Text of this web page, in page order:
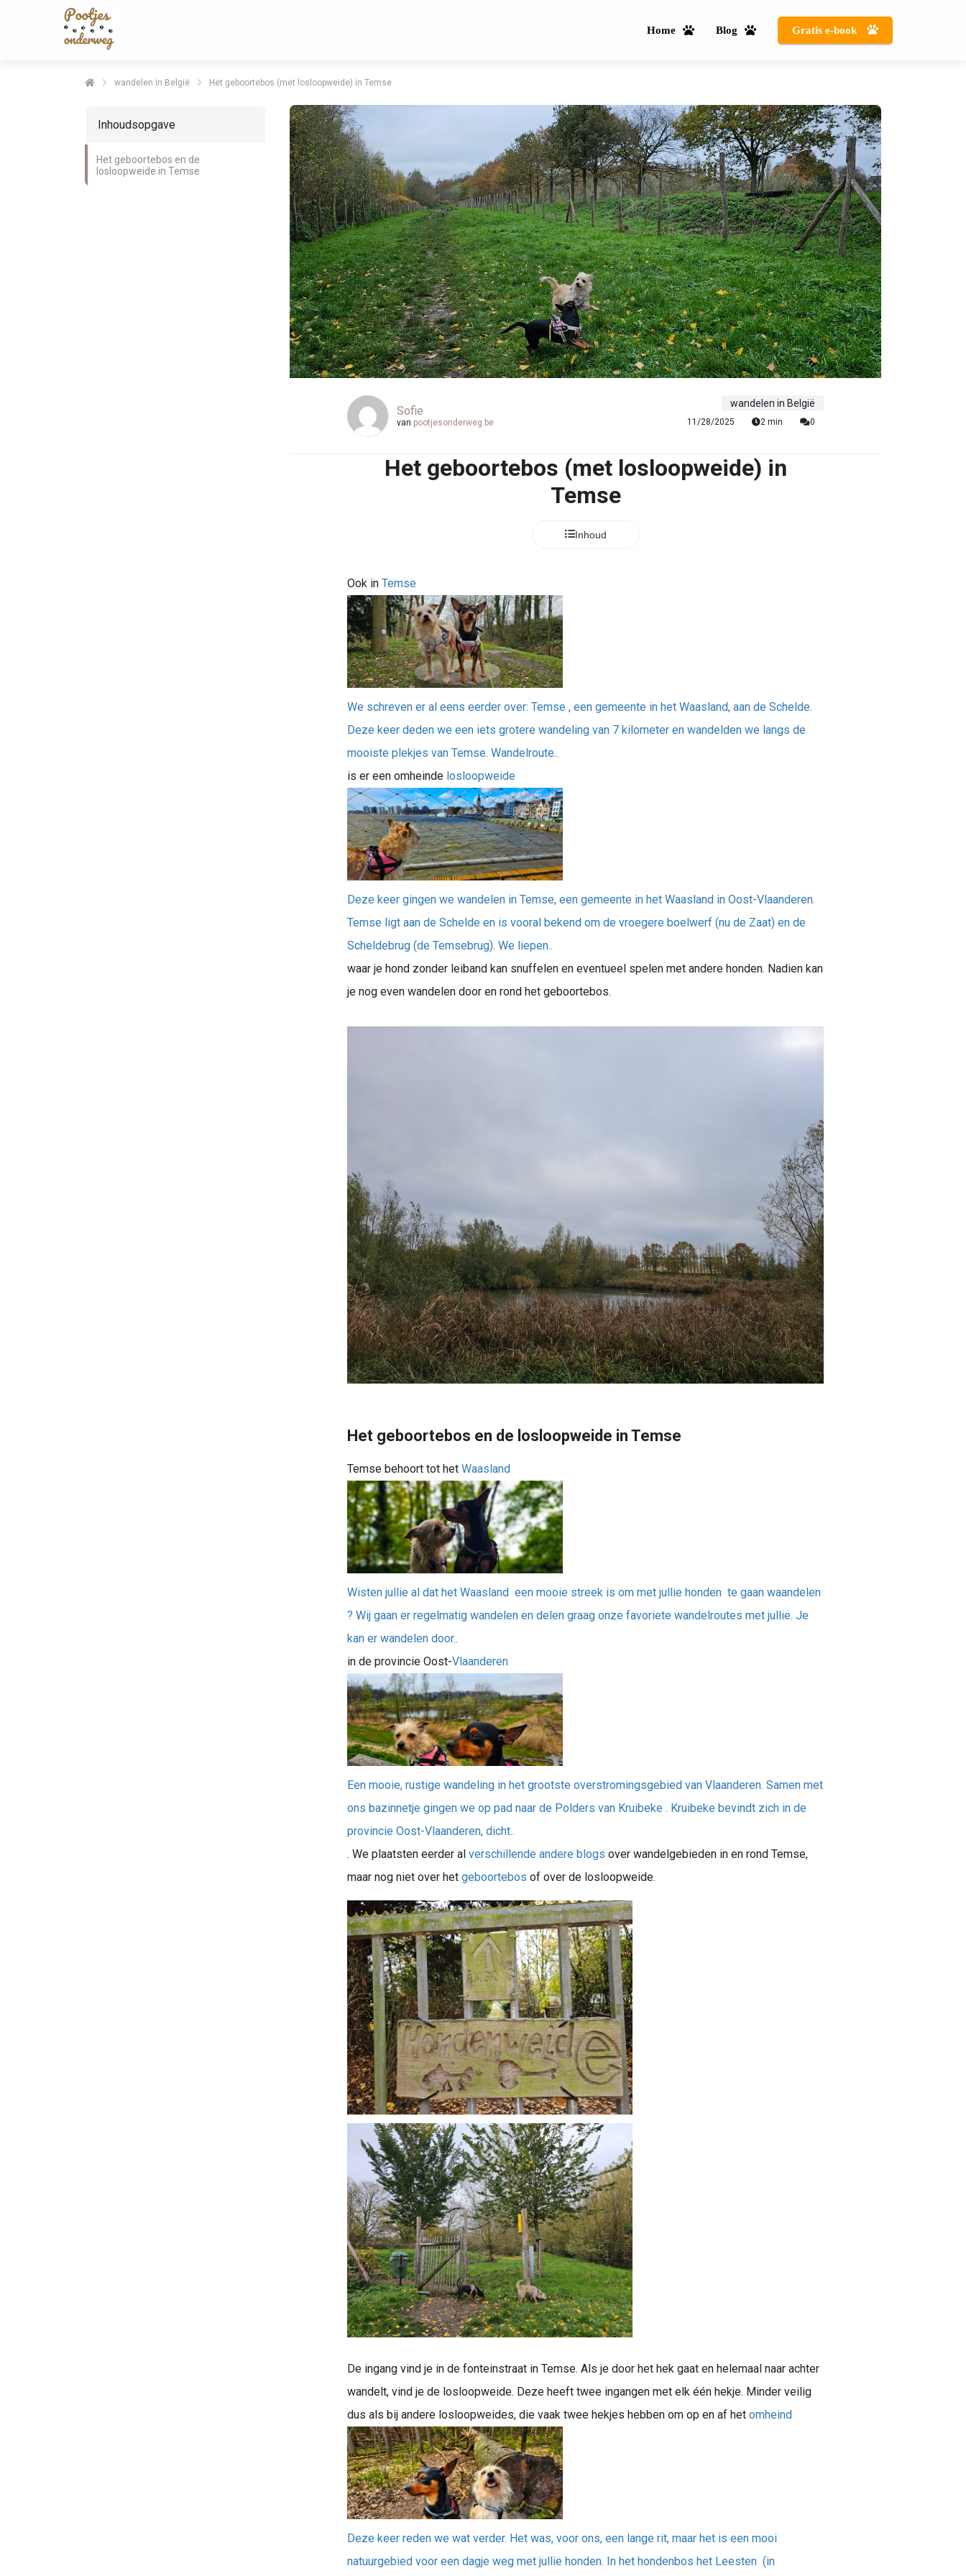
Home Blog Gratis e-book
wandelen in België Het geboortebos (met losloopweide) in Temse
Inhoudsopgave
Het geboortebos en de
losloopweide in Temse
Sofie
van pootjesonderweg.be
wandelen in België
11/28/2025 2 min 0
Het geboortebos (met losloopweide) in
Temse
Inhoud
Ook in Temse
We schreven er al eens eerder over: Temse , een gemeente in het Waasland, aan de Schelde.
Deze keer deden we een iets grotere wandeling van 7 kilometer en wandelden we langs de
mooiste plekjes van Temse. Wandelroute..
is er een omheinde losloopweide
Deze keer gingen we wandelen in Temse, een gemeente in het Waasland in Oost-Vlaanderen.
Temse ligt aan de Schelde en is vooral bekend om de vroegere boelwerf (nu de Zaat) en de
Scheldebrug (de Temsebrug). We liepen..
waar je hond zonder leiband kan snuffelen en eventueel spelen met andere honden. Nadien kan
je nog even wandelen door en rond het geboortebos.
Het geboortebos en de losloopweide in Temse
Temse behoort tot het Waasland
Wisten jullie al dat het Waasland een mooie streek is om met jullie honden te gaan waandelen
? Wij gaan er regelmatig wandelen en delen graag onze favoriete wandelroutes met jullie. Je
kan er wandelen door..
in de provincie Oost-Vlaanderen
Een mooie, rustige wandeling in het grootste overstromingsgebied van Vlaanderen. Samen met
ons bazinnetje gingen we op pad naar de Polders van Kruibeke . Kruibeke bevindt zich in de
provincie Oost-Vlaanderen, dicht..
. We plaatsten eerder al verschillende andere blogs over wandelgebieden in en rond Temse,
maar nog niet over het geboortebos of over de losloopweide.
De ingang vind je in de fonteinstraat in Temse. Als je door het hek gaat en helemaal naar achter
wandelt, vind je de losloopweide. Deze heeft twee ingangen met elk één hekje. Minder veilig
dus als bij andere losloopweides, die vaak twee hekjes hebben om op en af het omheind
Deze keer reden we wat verder. Het was, voor ons, een lange rit, maar het is een mooi
natuurgebied voor een dagje weg met jullie honden. In het hondenbos het Leesten (in